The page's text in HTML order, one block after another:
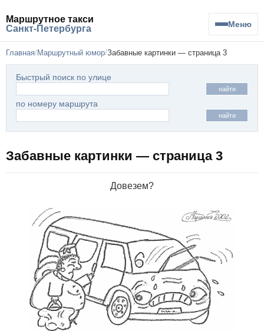
Маршрутное такси
Санкт-Петербурга
Меню
Главная Маршрутный юмор Забавные картинки — страница 3
Быстрый поиск по улице
найти
по номеру маршрута
найти
Забавные картинки — страница 3
Довезем?